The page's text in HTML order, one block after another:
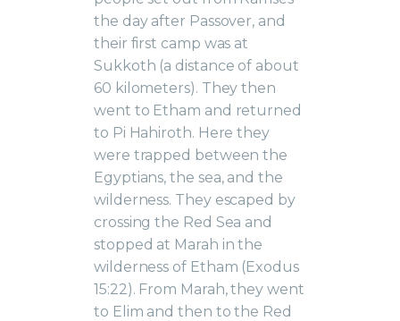
the day after Passover, and
their first camp was at
Sukkoth (a distance of about
60 kilometers). They then
went to Etham and returned
to Pi Hahiroth. Here they
were trapped between the
Egyptians, the sea, and the
wilderness. They escaped by
crossing the Red Sea and
stopped at Marah in the
wilderness of Etham (Exodus
15:22). From Marah, they went
to Elim and then to the Red